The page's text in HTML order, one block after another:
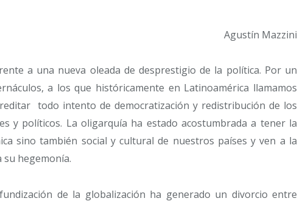
Agustín Mazzini
a una nueva oleada de desprestigio de la política. Por un
a los que históricamente en Latinoamérica llamamos
todo intento de democratización y redistribución de los
y políticos. La oligarquía ha estado acostumbrada a tener la
sino también social y cultural de nuestros países y ven a la
su hegemonía.
de la globalización ha generado un divorcio entre